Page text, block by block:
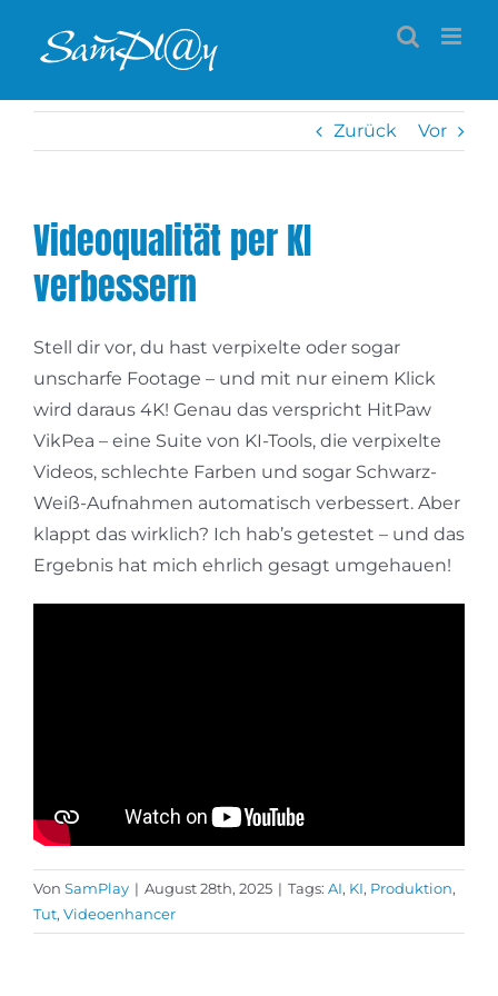
Inhalt
Zurück Vor
Videoqualität per KI
verbessern
Stell dir vor, du hast verpixelte oder sogar
unscharfe Footage – und mit nur einem Klick
wird daraus 4K! Genau das verspricht HitPaw
VikPea – eine Suite von KI-Tools, die verpixelte
Videos, schlechte Farben und sogar Schwarz-
Weiß-Aufnahmen automatisch verbessert. Aber
klappt das wirklich? Ich hab’s getestet – und das
Ergebnis hat mich ehrlich gesagt umgehauen!
Von SamPlay | August 28th, 2025 | Tags: AI, KI, Produktion,
Tut, Videoenhancer